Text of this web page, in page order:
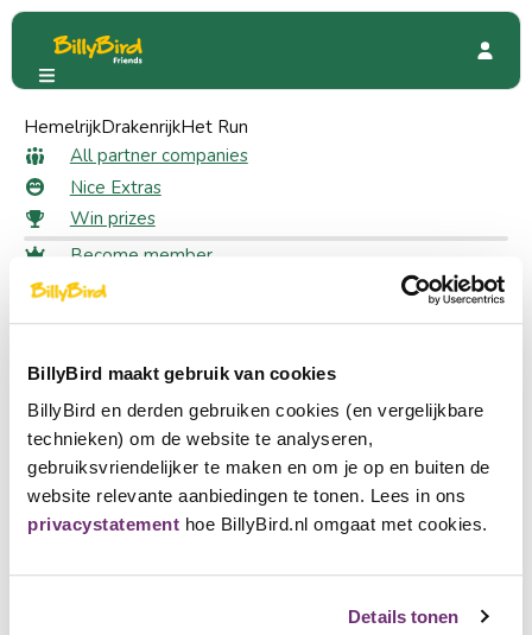
BillyBird maakt gebruik van cookies
BillyBird en derden gebruiken cookies (en vergelijkbare
technieken) om de website te analyseren,
gebruiksvriendelijker te maken en om je op en buiten de
website relevante aanbiedingen te tonen. Lees in ons
privacystatement hoe BillyBird.nl omgaat met cookies.
Details tonen
HemelrijkDrakenrijkHet Run
All partner companies
Nice Extras
Win prizes
Become member
Login
Choose a language
Nederlands
English
Deutsch
Become partner
Kleurenfeest
Special Offers
5% discount on online purchases
5% discount on online
purchases as a member
Claim your discount
Log in to claim your discount
Log in
5% discount on all online purchases, excluding special
offers.